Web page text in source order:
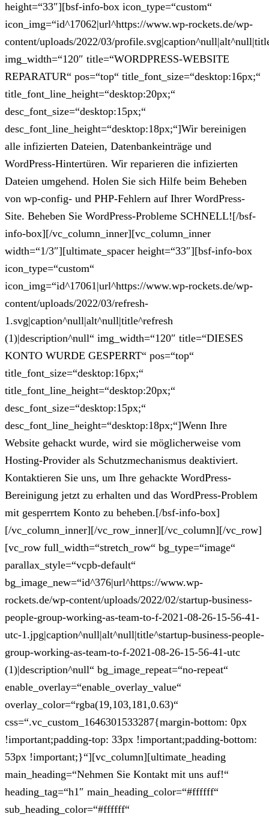
height=“33″][bsf-info-box icon_type=“custom“
icon_img=“id^17062|url^https://www.wp-rockets.de/wp-
content/uploads/2022/03/
img_width=“120″ title=“WORDPRESS-WEBSITE
REPARATUR“ pos=“top“ title_font_size=“desktop:16px;“
title_font_line_height=“desktop:20px;“
desc_font_size=“desktop:15px;“
desc_font_line_height=“desktop:18px;“]Wir bereinigen
alle infizierten Dateien, Datenbankeinträge und
WordPress-Hintertüren. Wir reparieren die infizierten
Dateien umgehend. Holen Sie sich Hilfe beim Beheben
von wp-config- und PHP-Fehlern auf Ihrer WordPress-
Site. Beheben Sie WordPress-Probleme SCHNELL![/bsf-
info-box][/vc_column_inner][vc_column_inner
width=“1/3″][ultimate_spacer height=“33″][bsf-info-box
icon_type=“custom“
icon_img=“id^17061|url^https://www.wp-rockets.de/wp-
content/uploads/2022/03/refresh-
1.svg|caption^null|alt^null|title^refresh
(1)|description^null“ img_width=“120″ title=“DIESES
KONTO WURDE GESPERRT“ pos=“top“
title_font_size=“desktop:16px;“
title_font_line_height=“desktop:20px;“
desc_font_size=“desktop:15px;“
desc_font_line_height=“desktop:18px;“]Wenn Ihre
Website gehackt wurde, wird sie möglicherweise vom
Hosting-Provider als Schutzmechanismus deaktiviert.
Kontaktieren Sie uns, um Ihre gehackte WordPress-
Bereinigung jetzt zu erhalten und das WordPress-Problem
mit gesperrtem Konto zu beheben.[/bsf-info-box]
[/vc_column_inner][/vc_row_inner][/vc_column][/vc_row]
[vc_row full_width=“stretch_row“ bg_type=“image“
parallax_style=“vcpb-default“
bg_image_new=“id^376|url^https://www.wp-
rockets.de/wp-content/uploads/2022/02/startup-business-
people-group-working-as-team-to-f-2021-08-26-15-56-41-
utc-1.jpg|caption^null|alt^null|title^startup-business-people-
group-working-as-team-to-f-2021-08-26-15-56-41-utc
(1)|description^null“ bg_image_repeat=“no-repeat“
enable_overlay=“enable_overlay_value“
overlay_color=“rgba(19,103,181,0.63)“
css=“.vc_custom_1646301533287{margin-bottom: 0px
!important;padding-top: 33px !important;padding-bottom:
53px !important;}“][vc_column][ultimate_heading
main_heading=“Nehmen Sie Kontakt mit uns auf!“
heading_tag=“h1″ main_heading_color=“#ffffff“
sub_heading_color=“#ffffff“